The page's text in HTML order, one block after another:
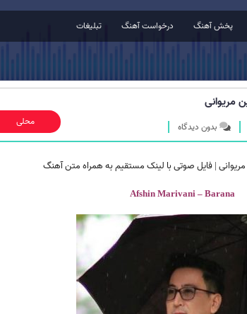
پخش آهنگ درخواست آهنگ تبلیغات
مریوانی
بدون دیدگاه محلی
مریوانی | فایل صوتی با لینک مستقیم به همراه متن آهنگ
Afshin Marivani – Barana